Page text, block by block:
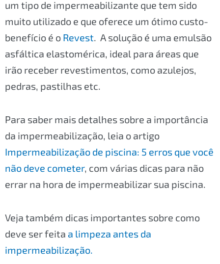
um tipo de impermeabilizante que tem sido
muito utilizado e que oferece um ótimo custo-
benefício é o Revest. A solução é uma emulsão
asfáltica elastomérica, ideal para áreas que
irão receber revestimentos, como azulejos,
pedras, pastilhas etc.
Para saber mais detalhes sobre a importância
da impermeabilização, leia o artigo
Impermeabilização de piscina: 5 erros que você
não deve cometer, com várias dicas para não
errar na hora de impermeabilizar sua piscina.
Veja também dicas importantes sobre como
deve ser feita a limpeza antes da
impermeabilização.